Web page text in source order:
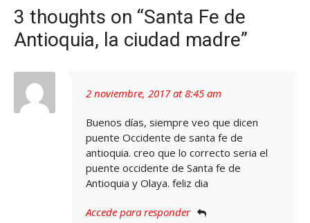
3 thoughts on “Santa Fe de
Antioquia, la ciudad madre”
2 noviembre, 2017 at 8:45 am
Buenos días, siempre veo que dicen
puente Occidente de santa fe de
antioquia. creo que lo correcto seria el
puente occidente de Santa fe de
Antioquia y Olaya. feliz dia
Accede para responder